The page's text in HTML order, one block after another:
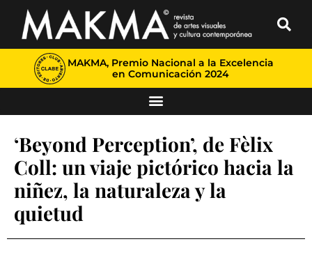
MAKMA, Premio Nacional a la Excelencia
en Comunicación 2024
‘Beyond Perception’, de Fèlix
Coll: un viaje pictórico hacia la
niñez, la naturaleza y la
quietud